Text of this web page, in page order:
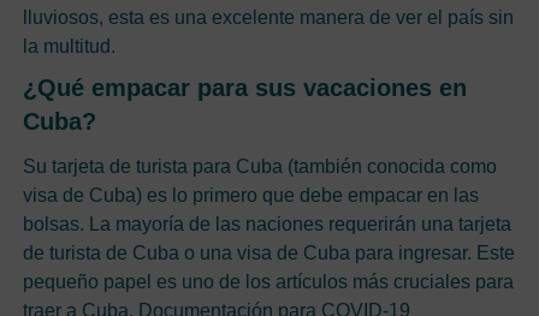
lluviosos, esta es una excelente manera de ver el país sin
la multitud.
¿Qué empacar para sus vacaciones en
Cuba?
Su tarjeta de turista para Cuba (también conocida como
visa de Cuba) es lo primero que debe empacar en las
bolsas. La mayoría de las naciones requerirán una tarjeta
de turista de Cuba o una visa de Cuba para ingresar. Este
pequeño papel es uno de los artículos más cruciales para
traer a Cuba. Documentación para COVID-19